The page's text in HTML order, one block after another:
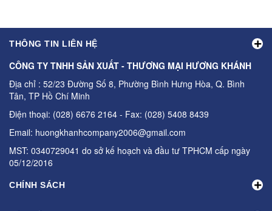
THÔNG TIN LIÊN HỆ
CÔNG TY TNHH SẢN XUẤT - THƯƠNG MẠI HƯƠNG KHÁNH
Địa chỉ : 52/23 Đường Số 8, Phường Bình Hưng Hòa, Q. Bình
Tân, TP Hồ Chí Minh
Điện thoại: (028) 6676 2164 - Fax: (028) 5408 8439
Email: huongkhanhcompany2006@gmail.com
MST: 0340729041 do sở kế hoạch và đầu tư TPHCM cấp ngày
05/12/2016
CHÍNH SÁCH